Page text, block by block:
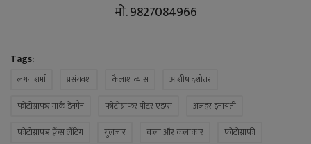
मो. 9827084966
Tags:
लगन शर्मा प्रसंगवश कैलाश व्यास
आशीष दशोत्तर
फोटोग्राफर मार्क डेनमैन
फोटोग्राफर पीटर एडम्स
अज़हर इनायती
फोटोग्राफर फ़्रैंस लैंटिंग
गुलज़ार कला और कलाकार
फोटोग्राफी